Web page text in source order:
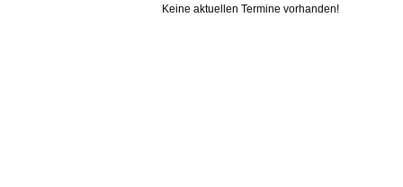
Keine aktuellen Termine vorhanden!